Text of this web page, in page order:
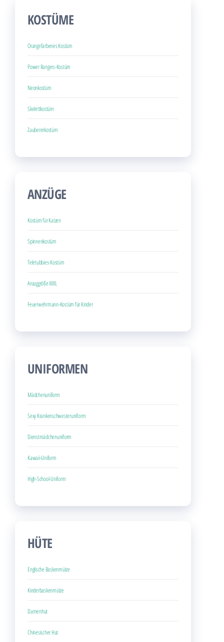
KOSTÜME
Orangefarbenes Kostüm
Power Rangers-Kostüm
Neonkostüm
Skelettkostüm
Zaubererkostüm
ANZÜGE
Kostüm für Katzen
Spinnenkostüm
Teletubbies-Kostüm
Anzuggröße XXXL
Feuerwehrmann-Kostüm für Kinder
UNIFORMEN
Mädchenuniform
Sexy Krankenschwesteruniform
Dienstmädchenuniform
Kawaii-Uniform
High-School-Uniform
HÜTE
Englische Baskenmütze
Kinderbaskenmütze
Damenhut
Chinesischer Hut